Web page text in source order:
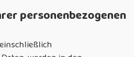
personenbezogenen